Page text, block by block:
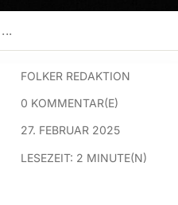
FOLKER REDAKTION
0 KOMMENTAR(E)
27. FEBRUAR 2025
LESEZEIT: 2 MINUTE(N)